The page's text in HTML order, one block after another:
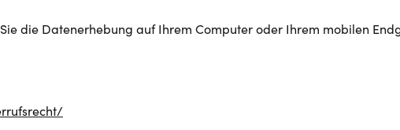
die Datenerhebung auf Ihrem Computer oder Ihrem mobilen